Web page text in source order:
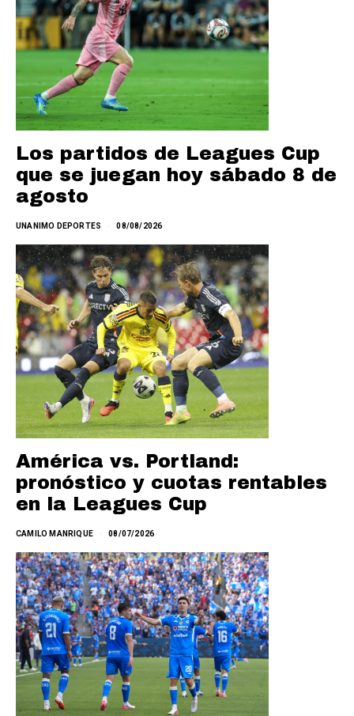
Los partidos de Leagues Cup
que se juegan hoy sábado 8 de
agosto
UNANIMO DEPORTES 08/08/2026
América vs. Portland:
pronóstico y cuotas rentables
en la Leagues Cup
CAMILO MANRIQUE 08/07/2026